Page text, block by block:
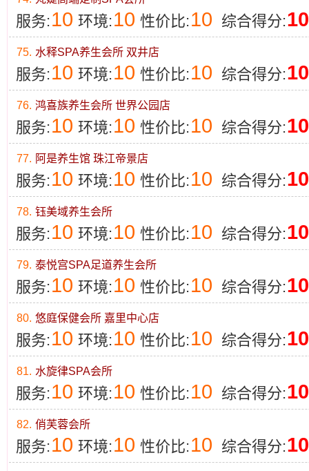
服务: 10 环境: 10 性价比: 10 综合得分:10
75. 水释SPA养生会所 双井店
服务: 10 环境: 10 性价比: 10 综合得分:10
76. 鸿喜族养生会所 世界公园店
服务: 10 环境: 10 性价比: 10 综合得分:10
77. 阿是养生馆 珠江帝景店
服务: 10 环境: 10 性价比: 10 综合得分:10
78. 钰美域养生会所
服务: 10 环境: 10 性价比: 10 综合得分:10
79. 泰悦宫SPA足道养生会所
服务: 10 环境: 10 性价比: 10 综合得分:10
80. 悠庭保健会所 嘉里中心店
服务: 10 环境: 10 性价比: 10 综合得分:10
81. 水旋律SPA会所
服务: 10 环境: 10 性价比: 10 综合得分:10
82. 俏芙蓉会所
服务: 10 环境: 10 性价比: 10 综合得分:10